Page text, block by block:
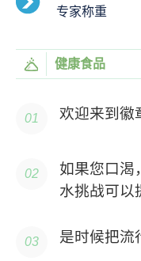
专家称重
健康食品
欢迎来到徽
如果您口渴
水挑战可以
是时候把流